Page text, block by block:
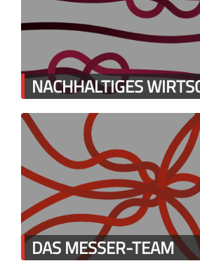
NACHHALTIGES
DAS MESSER-TEAM